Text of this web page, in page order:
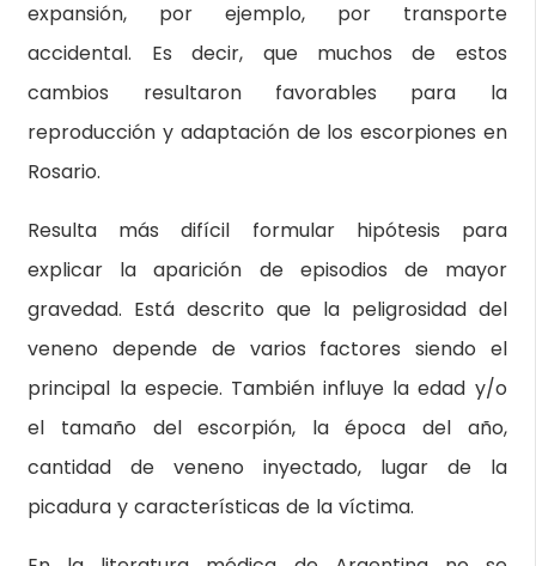
expansión, por ejemplo, por transporte
accidental. Es decir, que muchos de estos
cambios resultaron favorables para la
reproducción y adaptación de los escorpiones en
Rosario.
Resulta más difícil formular hipótesis para
explicar la aparición de episodios de mayor
gravedad. Está descrito que la peligrosidad del
veneno depende de varios factores siendo el
principal la especie. También influye la edad y/o
el tamaño del escorpión, la época del año,
cantidad de veneno inyectado, lugar de la
picadura y características de la víctima.